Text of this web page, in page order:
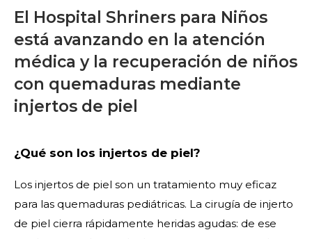
El Hospital Shriners para Niños
está avanzando en la atención
médica y la recuperación de niños
con quemaduras mediante
injertos de piel
¿Qué son los injertos de piel?
Los injertos de piel son un tratamiento muy eficaz
para las quemaduras pediátricas. La cirugía de injerto
de piel cierra rápidamente heridas agudas: de ese